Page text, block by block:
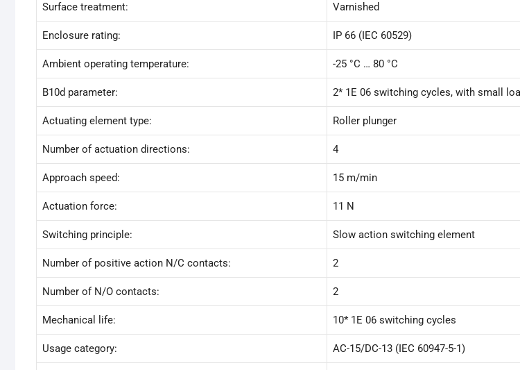
Surface treatment: Varnished
Enclosure rating: IP 66 (IEC 60529)
Ambient operating temperature: -25 °C … 80 °C
B10d parameter: 2* 1E 06 switching cycles, with small
Actuating element type: Roller plunger
Number of actuation directions: 4
Approach speed: 15 m/min
Actuation force: 11 N
Switching principle: Slow action switching element
Number of positive action N/C contacts: 2
Number of N/O contacts: 2
Mechanical life: 10* 1E 06 switching cycles
Usage category: AC-15/DC-13 (IEC 60947-5-1)